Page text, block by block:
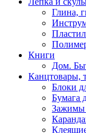
Глина,
Книги
Дом.
Канцтовары,
Блоки
Бумага
Зажимы